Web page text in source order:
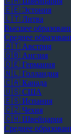
🇪🇪 Эстония
🇱🇹 Литва
Высшее
Среднее
🇦🇹 Австрия
🇬🇧 Англия
🇩🇪 Германия
🇳🇱 Голландия
🇨🇦 Канада
🇺🇸 США
🇪🇸 Испания
🇨🇿 Чехия
🇨🇭 Швейцария
Среднее